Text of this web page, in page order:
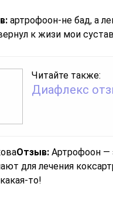
артрофоон-не бад, а
к жизи мои
Читайте также:
Диафлекс
Отзыв: Артрофоон —
для лечения
то!